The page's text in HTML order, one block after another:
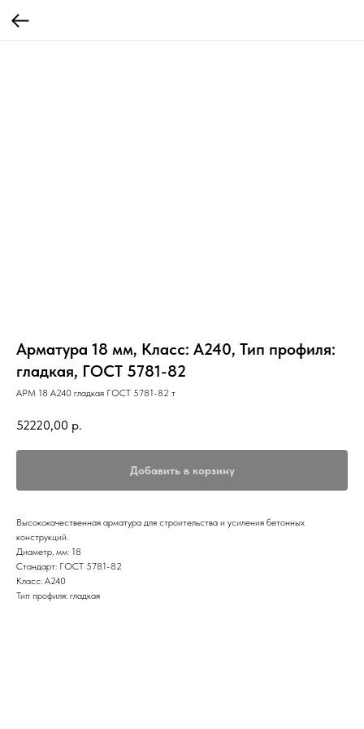
Арматура 18 мм, Класс: А240, Тип профиля:
гладкая, ГОСТ 5781-82
АРМ 18 А240 гладкая ГОСТ 5781-82 т
52220,00 р.
Добавить в корзину
Высококачественная арматура для строительства и усиления бетонных
конструкций.
Диаметр, мм: 18
Стандарт: ГОСТ 5781-82
Класс: А240
Тип профиля: гладкая